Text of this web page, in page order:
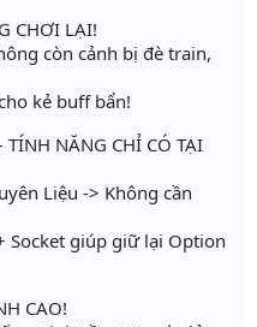
CHƠI LẠI!
còn cảnh bị đè train,
kẻ buff bẩn!
NĂNG CHỈ CÓ TẠI
Liệu -> Không cần
Socket giúp giữ lại Option
CAO!